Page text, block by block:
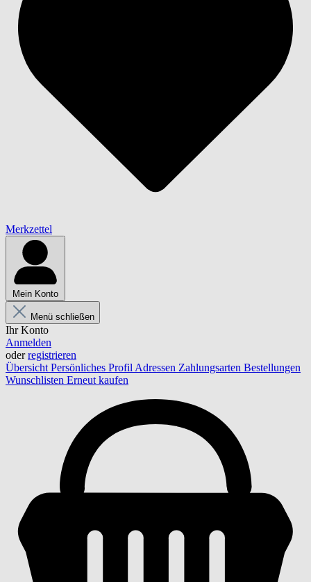
Merkzettel
Mein Konto
Menü schließen
Ihr Konto
Anmelden
oderregistrieren
Übersicht Persönliches Profil Adressen Zahlungsarten Bestellungen
Wunschlisten Erneut kaufen